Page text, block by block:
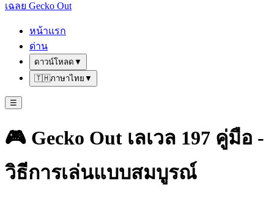
เฉลย Gecko Out
หน้าแรก
ด่าน
ดาวน์โหลด ▼
🇹🇭ภาษาไทย ▼
☰
🎮 Gecko Out เลเวล 197 คู่มือ -
วิธีการเล่นแบบสมบูรณ์